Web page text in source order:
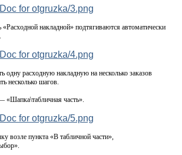
накладной» подтягиваются автоматически
одну расходную накладную на несколько заказов
несколько шагов.
часть».
возле пункта «В табличной части»,